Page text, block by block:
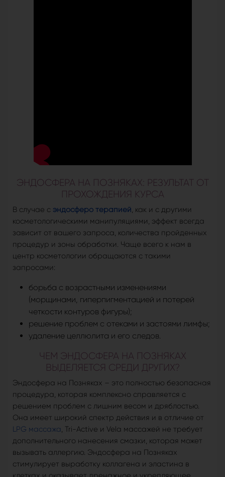
ЭНДОСФЕРА НА ПОЗНЯКАХ: РЕЗУЛЬТАТ ОТ
ПРОХОЖДЕНИЯ КУРСА
В случае с эндосферо терапией, как и с другими
косметологическими манипуляциями, эффект всегда
зависит от вашего запроса, количества пройденных
процедур и зоны обработки. Чаще всего к нам в
центр косметологии обращаются с такими
запросами:
борьба с возрастными изменениями
(морщинами, гиперпигментацией и потерей
четкости контуров фигуры);
решение проблем с отеками и застоями лимфы;
удаление целлюлита и его следов.
ЧЕМ ЭНДОСФЕРА НА ПОЗНЯКАХ
ВЫДЕЛЯЕТСЯ СРЕДИ ДРУГИХ?
Эндосфера на Позняках – это полностью безопасная
процедура, которая комплексно справляется с
решением проблем с лишним весом и дряблостью.
Она имеет широкий спектр действия и в отличие от
LPG массажа, Tri-Active и Vela массажей не требует
дополнительного нанесения смазки, которая может
вызывать аллергию. Эндосфера на Позняках
стимулирует выработку коллагена и эластина в